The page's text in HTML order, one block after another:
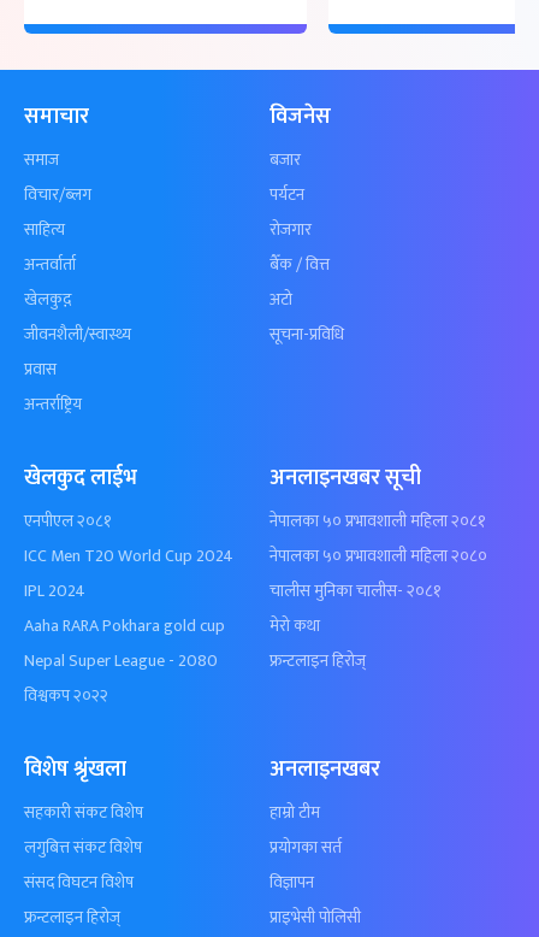
समाचार
समाज
विचार/ब्लग
साहित्य
अन्तर्वार्ता
खेलकुद़़
जीवनशैली/स्वास्थ्य
प्रवास
अन्तर्राष्ट्रिय
विजनेस
बजार
पर्यटन
रोजगार
बैँक / वित्त
अटो
सूचना-प्रविधि
खेलकुद लाईभ
एनपीएल २०८१
ICC Men T20 World Cup 2024
IPL 2024
Aaha RARA Pokhara gold cup
Nepal Super League - 2080
विश्वकप २०२२
अनलाइनखबर सूची
नेपालका ५० प्रभावशाली महिला २०८१
नेपालका ५० प्रभावशाली महिला २०८०
चालीस मुनिका चालीस- २०८१
मेरो कथा
फ्रन्टलाइन हिरोज्
विशेष श्रृंखला
सहकारी संकट विशेष
लगुबित्त संकट विशेष
संसद विघटन विशेष
फ्रन्टलाइन हिरोज्
अनलाइनखबर
हाम्रो टीम
प्रयोगका सर्त
विज्ञापन
प्राइभेसी पोलिसी